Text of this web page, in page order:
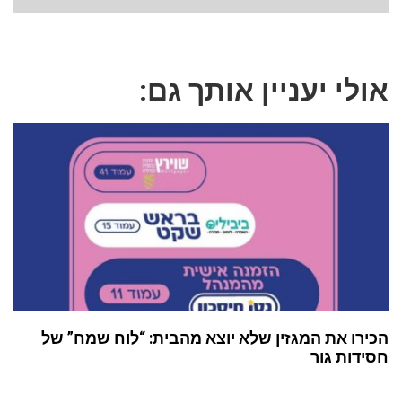
אולי יעניין אותך גם:
הכירו את המגזין שלא יוצא מהבית: “לוח שמח” של
חסידות גור